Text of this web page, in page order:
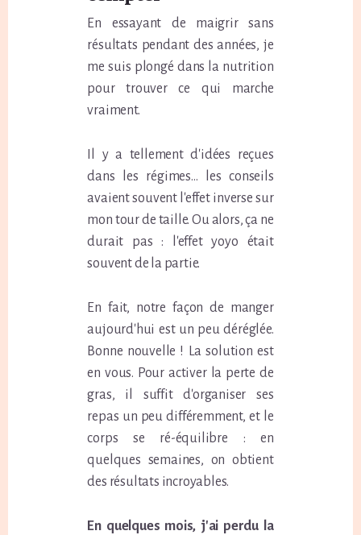
En essayant de maigrir sans
résultats pendant des années, je
me suis plongé dans la nutrition
pour trouver ce qui marche
vraiment.
Il y a tellement d'idées reçues
dans les régimes... les conseils
avaient souvent l'effet inverse sur
mon tour de taille. Ou alors, ça ne
durait pas : l'effet yoyo était
souvent de la partie.
En fait, notre façon de manger
aujourd'hui est un peu déréglée.
Bonne nouvelle ! La solution est
en vous. Pour activer la perte de
gras, il suffit d'organiser ses
repas un peu différemment, et le
corps se ré-équilibre : en
quelques semaines, on obtient
des résultats incroyables.
En quelques mois, j'ai perdu la